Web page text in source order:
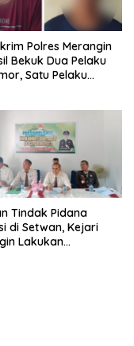
Polres Merangin
Bekuk Dua Pelaku
Satu Pelaku
Tindak Pidana
di Setwan, Kejari
Lakukan